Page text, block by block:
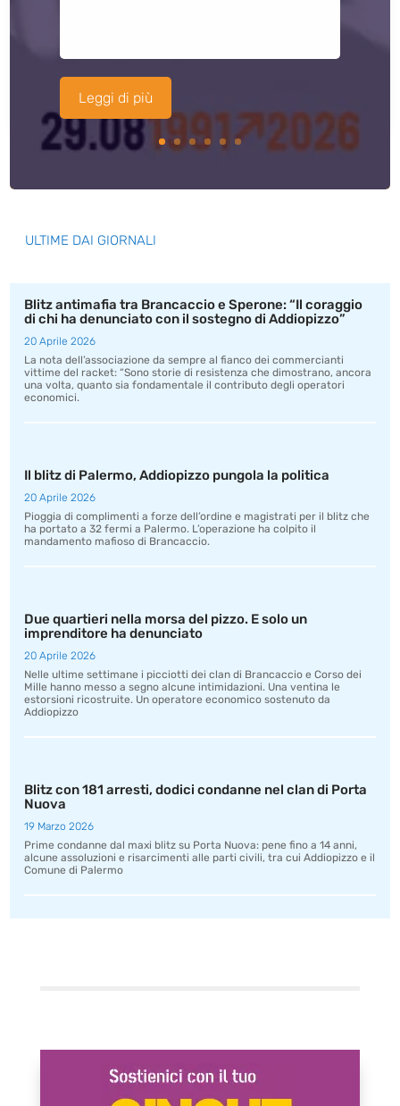
Leggi di più
ULTIME DAI GIORNALI
Blitz antimafia tra Brancaccio e Sperone: “Il coraggio
di chi ha denunciato con il sostegno di Addiopizzo”
20 Aprile 2026
La nota dell’associazione da sempre al fianco dei commercianti
vittime del racket: “Sono storie di resistenza che dimostrano, ancora
una volta, quanto sia fondamentale il contributo degli operatori
economici.
Il blitz di Palermo, Addiopizzo pungola la politica
20 Aprile 2026
Pioggia di complimenti a forze dell’ordine e magistrati per il blitz che
ha portato a 32 fermi a Palermo. L’operazione ha colpito il
mandamento mafioso di Brancaccio.
Due quartieri nella morsa del pizzo. E solo un
imprenditore ha denunciato
20 Aprile 2026
Nelle ultime settimane i picciotti dei clan di Brancaccio e Corso dei
Mille hanno messo a segno alcune intimidazioni. Una ventina le
estorsioni ricostruite. Un operatore economico sostenuto da
Addiopizzo
Blitz con 181 arresti, dodici condanne nel clan di Porta
Nuova
19 Marzo 2026
Prime condanne dal maxi blitz su Porta Nuova: pene fino a 14 anni,
alcune assoluzioni e risarcimenti alle parti civili, tra cui Addiopizzo e il
Comune di Palermo